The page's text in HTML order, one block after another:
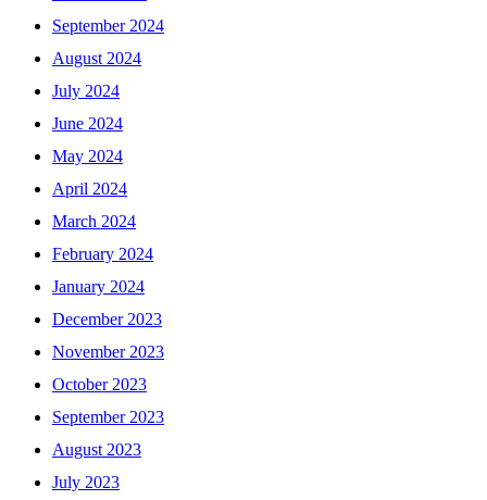
September 2024
August 2024
July 2024
June 2024
May 2024
April 2024
March 2024
February 2024
January 2024
December 2023
November 2023
October 2023
September 2023
August 2023
July 2023